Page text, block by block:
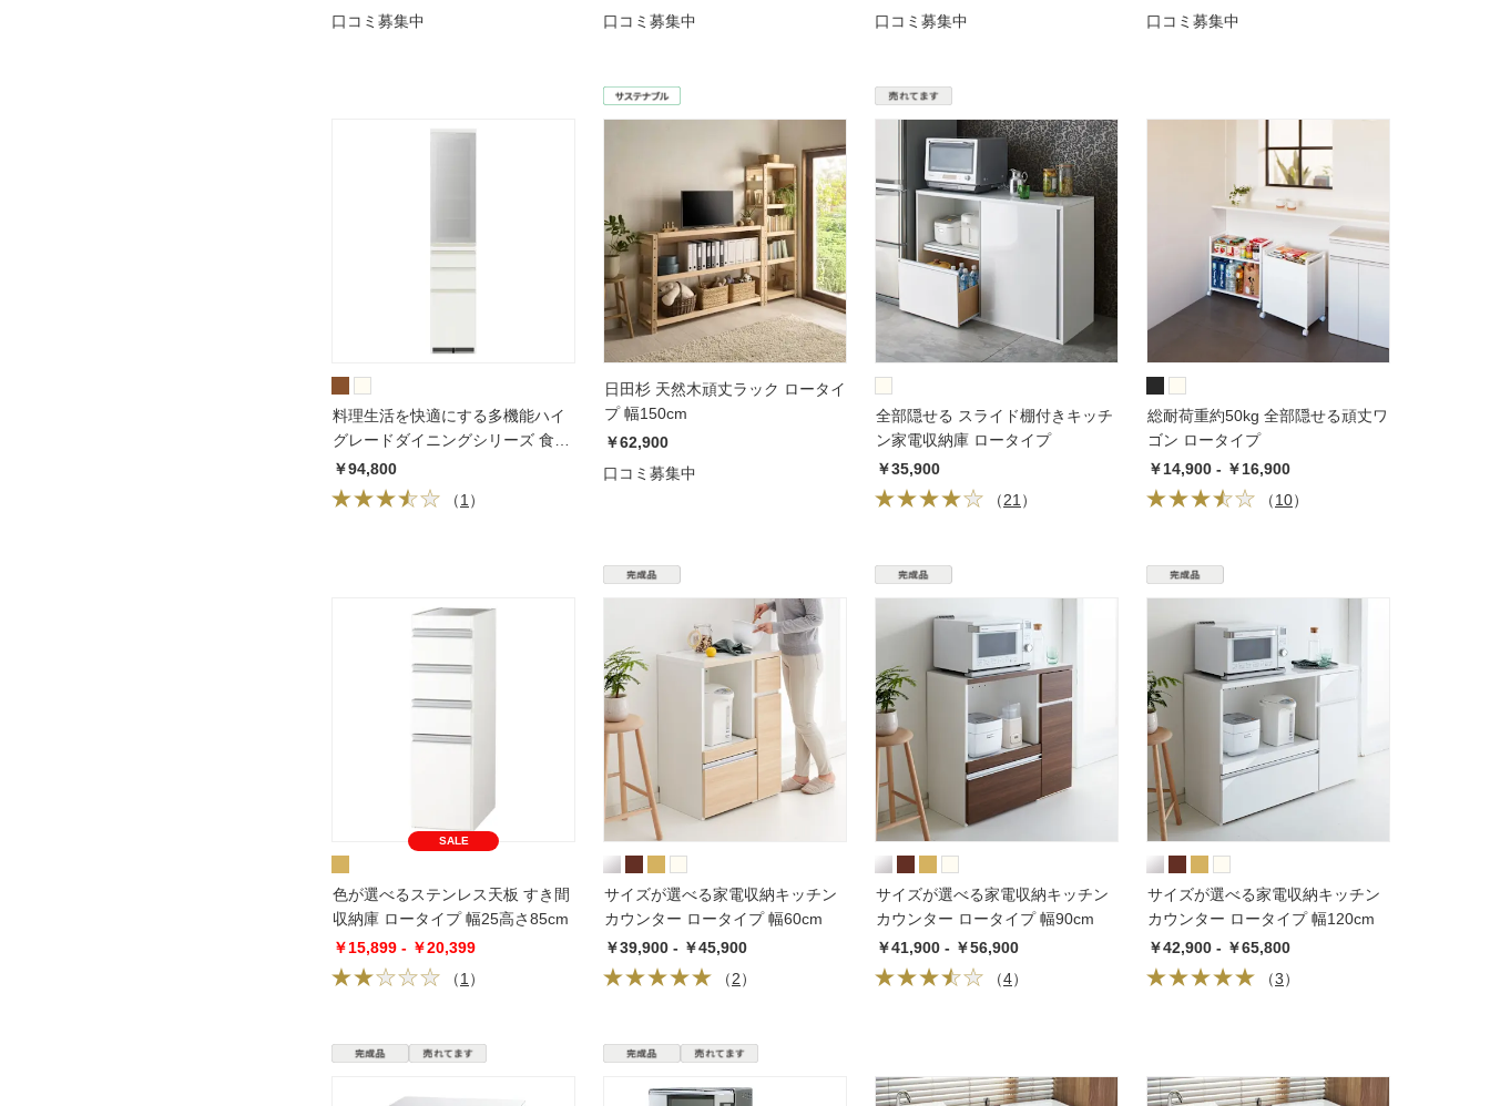
197.5cmパモウナECA-600K
口コミ募集中
188.5cmパモウナEMA-
400KL/EMA-400KR
口コミ募集中
197.5cmパモウナECA-
400KL/ECA-400KR
口コミ募集中
188.5cmパモウナEMA-
S400KL/EMA-S400KR
口コミ募集中
料理生活を快適にする多機能ハイ
グレードダイニングシリーズ 食器
棚 幅40cm 奥行45cm 高さ
197.5cmパモウナECA-
S400KL/ECA-S400KR
￥94,800
（1 ）
日田杉 天然木頑丈ラック ロータイ
プ 幅150cm
￥62,900
口コミ募集中
全部隠せる スライド棚付きキッチ
ン家電収納庫 ロータイプ
￥35,900
（21 ）
総耐荷重約50kg 全部隠せる頑丈ワ
ゴン ロータイプ
￥14,900 - ￥16,900
（10）
SALE
色が選べるステンレス天板 すき間
収納庫 ロータイプ 幅25高さ85cm
￥15,899 - ￥20,399
（1 ）
サイズが選べる家電収納キッチン
カウンター ロータイプ 幅60cm
￥39,900 - ￥45,900
（2）
サイズが選べる家電収納キッチン
カウンター ロータイプ 幅90cm
￥41,900 - ￥56,900
（4）
サイズが選べる家電収納キッチン
カウンター ロータイプ 幅120cm
￥42,900 - ￥65,800
（3）